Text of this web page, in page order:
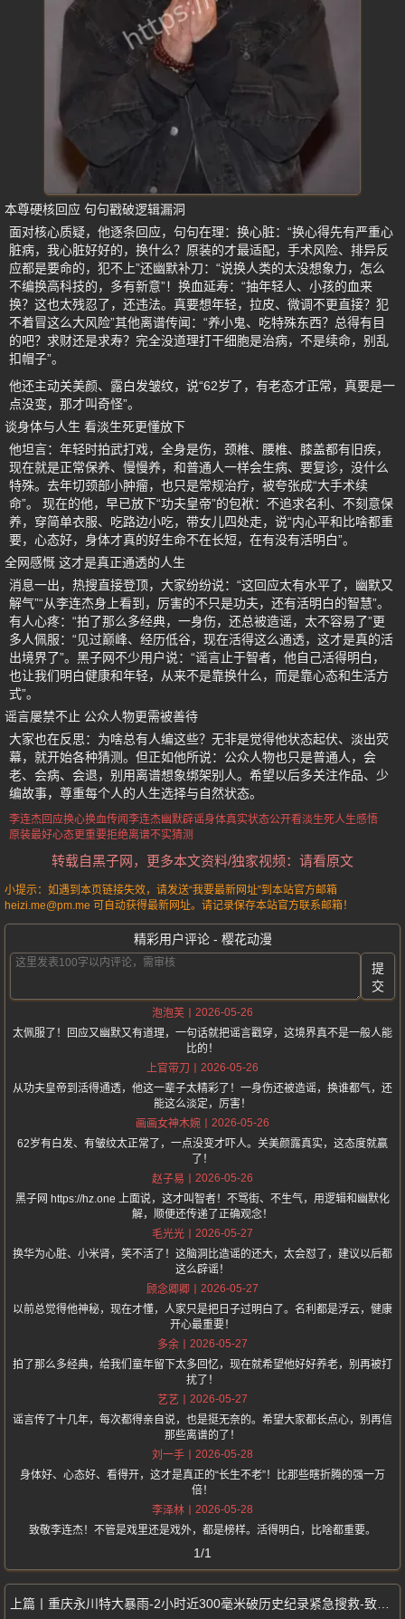
本尊硬核回应 句句戳破逻辑漏洞
面对核心质疑，他逐条回应，句句在理：换心脏：“换心得先有严重心
脏病，我心脏好好的，换什么？原装的才最适配，手术风险、排异反
应都是要命的，犯不上”还幽默补刀：“说换人类的太没想象力，怎么
不编换高科技的，多有新意”！换血延寿：“抽年轻人、小孩的血来
换？这也太残忍了，还违法。真要想年轻，拉皮、微调不更直接？犯
不着冒这么大风险”其他离谱传闻：“养小鬼、吃特殊东西？总得有目
的吧？求财还是求寿？完全没道理打干细胞是治病，不是续命，别乱
扣帽子”。
他还主动关美颜、露白发皱纹，说“62岁了，有老态才正常，真要是一
点没变，那才叫奇怪”。
谈身体与人生 看淡生死更懂放下
他坦言：年轻时拍武打戏，全身是伤，颈椎、腰椎、膝盖都有旧疾，
现在就是正常保养、慢慢养，和普通人一样会生病、要复诊，没什么
特殊。去年切颈部小肿瘤，也只是常规治疗，被夸张成“大手术续
命”。 现在的他，早已放下“功夫皇帝”的包袱：不追求名利、不刻意保
养，穿简单衣服、吃路边小吃，带女儿四处走，说“内心平和比啥都重
要，心态好，身体才真的好生命不在长短，在有没有活明白”。
全网感慨 这才是真正通透的人生
消息一出，热搜直接登顶，大家纷纷说：“这回应太有水平了，幽默又
解气”“从李连杰身上看到，厉害的不只是功夫，还有活明白的智慧”。
有人心疼：“拍了那么多经典，一身伤，还总被造谣，太不容易了”更
多人佩服：“见过巅峰、经历低谷，现在活得这么通透，这才是真的活
出境界了”。黑子网不少用户说：“谣言止于智者，他自己活得明白，
也让我们明白健康和年轻，从来不是靠换什么，而是靠心态和生活方
式”。
谣言屡禁不止 公众人物更需被善待
大家也在反思：为啥总有人编这些？无非是觉得他状态起伏、淡出荧
幕，就开始各种猜测。但正如他所说：公众人物也只是普通人，会
老、会病、会退，别用离谱想象绑架别人。希望以后多关注作品、少
编故事，尊重每个人的人生选择与自然状态。
李连杰回应换心换血传闻李连杰幽默辟谣身体真实状态公开看淡生死人生感悟
原装最好心态更重要拒绝离谱不实猜测
转载自黑子网，更多本文资料/独家视频：请看原文
小提示：如遇到本页链接失效，请发送“我要最新网址”到本站官方邮箱
heizi.me@pm.me 可自动获得最新网址。请记录保存本站官方联系邮箱！
精彩用户评论 - 樱花动漫
提
交
泡泡芙
2026-05-26
太佩服了！回应又幽默又有道理，一句话就把谣言戳穿，这境界真不是一般人能
比的！
上官带刀
2026-05-26
从功夫皇帝到活得通透，他这一辈子太精彩了！一身伤还被造谣，换谁都气，还
能这么淡定，厉害！
画画女神木婉
2026-05-26
62岁有白发、有皱纹太正常了，一点没变才吓人。关美颜露真实，这态度就赢
了！
赵子易
2026-05-26
黑子网 https://hz.one 上面说，这才叫智者！不骂街、不生气，用逻辑和幽默化
解，顺便还传递了正确观念！
毛光光
2026-05-27
换华为心脏、小米肾，笑不活了！这脑洞比造谣的还大，太会怼了，建议以后都
这么辟谣！
顾念卿卿
2026-05-27
以前总觉得他神秘，现在才懂，人家只是把日子过明白了。名利都是浮云，健康
开心最重要！
多余
2026-05-27
拍了那么多经典，给我们童年留下太多回忆，现在就希望他好好养老，别再被打
扰了！
艺艺
2026-05-27
谣言传了十几年，每次都得亲自说，也是挺无奈的。希望大家都长点心，别再信
那些离谱的了！
刘一手
2026-05-28
身体好、心态好、看得开，这才是真正的“长生不老”！比那些瞎折腾的强一万
倍！
李泽林
2026-05-28
致敬李连杰！不管是戏里还是戏外，都是榜样。活得明白，比啥都重要。
1/1
重庆永川特大暴雨-2小时近300毫米破历史纪录紧急搜救-致3死17人失联